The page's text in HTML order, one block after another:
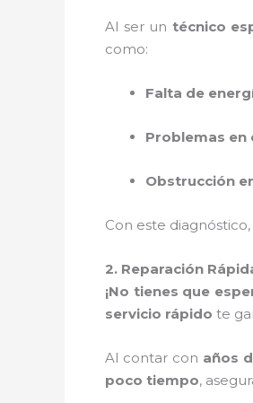
Al ser un técnico
como:
Falta de
Problemas en
Obstrucción
Con este
2. Reparación
¡No tienes que
servicio rápido te
Al contar con años
poco tiempo,